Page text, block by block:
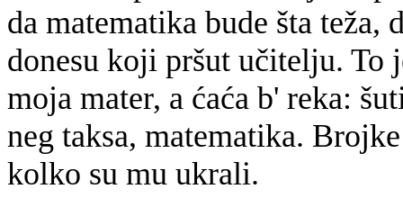
da matematika bude šta teža,
donesu koji pršut učitelju. To
moja mater, a ćaća b' reka:
neg taksa, matematika.
kolko su mu ukrali.